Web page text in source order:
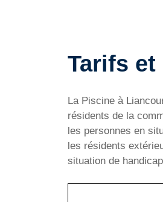
Tarifs
La Piscine à
résidents de la
les personnes en
les résidents
situation de